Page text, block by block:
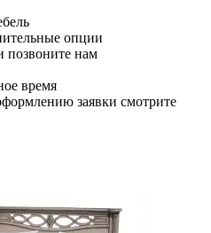
опции
позвоните нам
время
заявки смотрите